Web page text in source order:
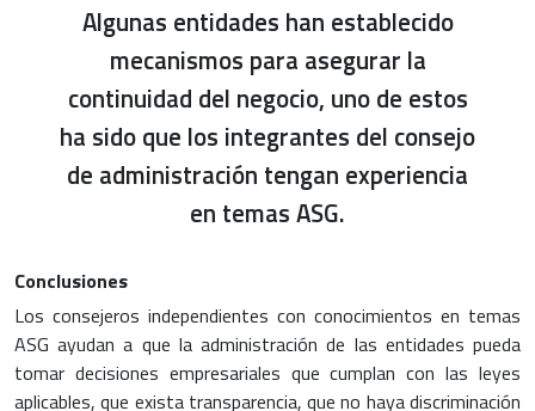
Algunas entidades han establecido
mecanismos para asegurar la
continuidad del negocio, uno de estos
ha sido que los integrantes del consejo
de administración tengan experiencia
en temas ASG.
Conclusiones
Los consejeros independientes con conocimientos en temas
ASG ayudan a que la administración de las entidades pueda
tomar decisiones empresariales que cumplan con las leyes
aplicables, que exista transparencia, que no haya discriminación